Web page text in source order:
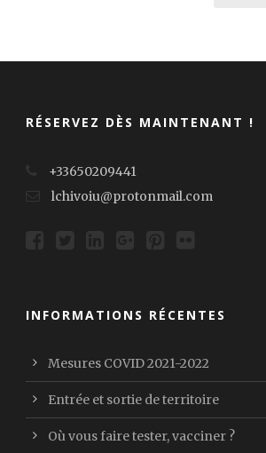
RÉSERVEZ DÈS MAINTENANT !
+33650209441
lchivoiu@protonmail.com
INFORMATIONS RÉCENTES
Mesures COVID 2021-2022
Entrée et sortie de territoire
Où vous faire tester, vacciner ?